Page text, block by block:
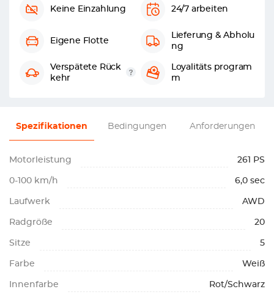
Keine Einzahlung 24/7 arbeiten
Eigene Flotte
Lieferung & Abholu
ng
Verspätete Rück
kehr
Loyalitäts program
m
Spezifikationen Bedingungen Anforderungen
Motorleistung 261 PS
0-100 km/h 6,0 sec
Laufwerk AWD
Radgröße 20
Sitze 5
Farbe Weiß
Innenfarbe Rot/Schwarz